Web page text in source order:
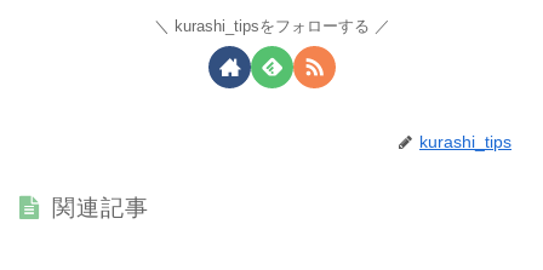
kurashi_tipsをフォローする
kurashi_tips
関連記事